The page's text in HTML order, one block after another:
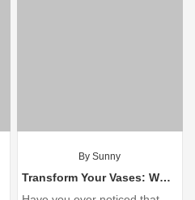
By Sunny
Transform Your Vases: Why Choosing the Right UV-Resistant Coating Supplier Matters